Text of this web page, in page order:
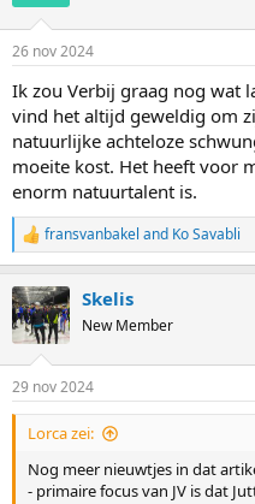
26 nov 2024
Ik zou Verbij graag nog wat
vind het altijd geweldig om
natuurlijke achteloze
moeite kost. Het heeft voor
enorm natuurtalent is.
R
e
c
t
i
s
:
fransvanbakel and Ko Savabli
Skelis
New Member
29 nov 2024
Lorca zei:
Nog meer nieuwtjes in dat
- primaire focus van JV is dat